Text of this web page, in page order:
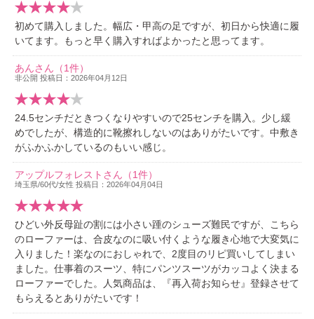
初めて購入しました。幅広・甲高の足ですが、初日から快適に履
いてます。もっと早く購入すればよかったと思ってます。
あんさん（1件）
非公開 投稿日：2026年04月12日
24.5センチだときつくなりやすいので25センチを購入。少し緩
めでしたが、構造的に靴擦れしないのはありがたいです。中敷き
がふかふかしているのもいい感じ。
アップルフォレストさん（1件）
埼玉県/60代/女性 投稿日：2026年04月04日
ひどい外反母趾の割には小さい踵のシューズ難民ですが、こちら
のローファーは、合皮なのに吸い付くような履き心地で大変気に
入りました！楽なのにおしゃれで、2度目のリピ買いしてしまい
ました。仕事着のスーツ、特にパンツスーツがカッコよく決まる
ローファーでした。人気商品は、『再入荷お知らせ』登録させて
もらえるとありがたいです！